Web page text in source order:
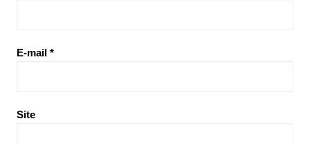
E-mail *
Site